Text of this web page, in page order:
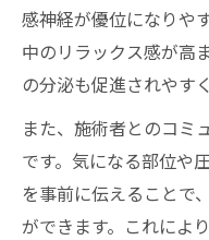
感神経が優位になりや
中のリラックス感が高
の分泌も促進されやす
また、施術者とのコミ
です。気になる部位や
を事前に伝えることで
ができます。これによ